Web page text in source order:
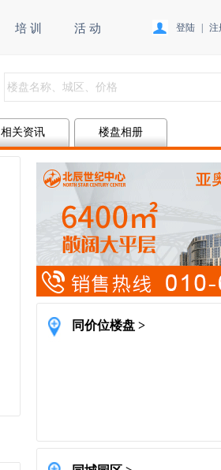
培 训 活 动 登陆 注
相关资讯 楼盘相册
同价位楼盘 >